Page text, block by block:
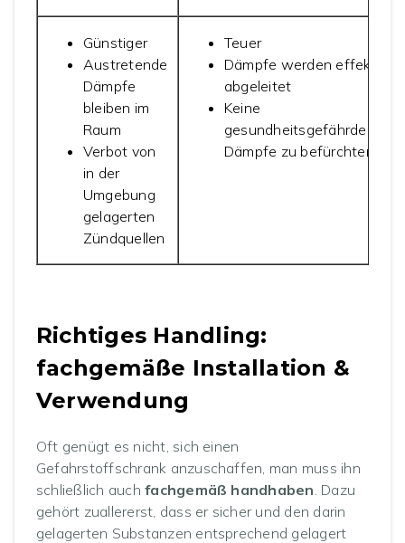
Günstiger
Austretende
Dämpfe
bleiben im
Raum
Verbot von
in der
Umgebung
gelagerten
Zündquellen
Teuer
Dämpfe werden effektiv
abgeleitet
Keine
gesundheitsgefährdenden
Dämpfe zu befürchten
Richtiges Handling:
fachgemäße Installation &
Verwendung
Oft genügt es nicht, sich einen
Gefahrstoffschrank anzuschaffen, man muss ihn
schließlich auchfachgemäß handhaben . Dazu
gehört zuallererst, dass er sicher und den darin
gelagerten Substanzen entsprechend gelagert